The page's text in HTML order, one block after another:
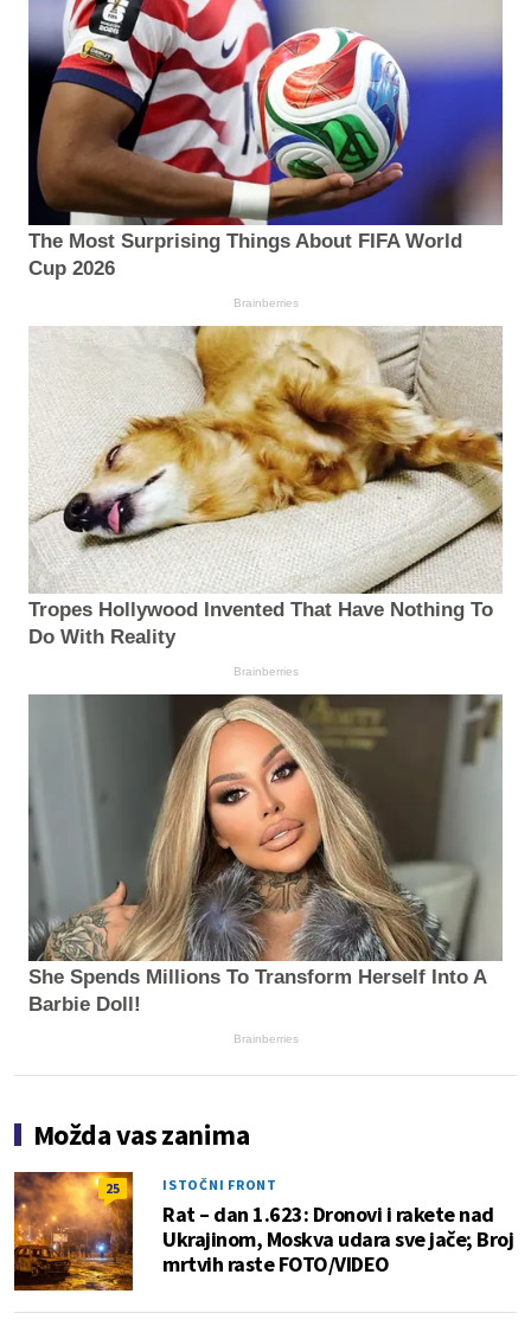
The Most Surprising Things About FIFA World
Cup 2026
Brainberries
Tropes Hollywood Invented That Have Nothing To
Do With Reality
Brainberries
She Spends Millions To Transform Herself Into A
Barbie Doll!
Brainberries
Možda vas zanima
25 ISTOČNI FRONT
Rat – dan 1.623: Dronovi i rakete nad
Ukrajinom, Moskva udara sve jače; Broj
mrtvih raste FOTO/VIDEO